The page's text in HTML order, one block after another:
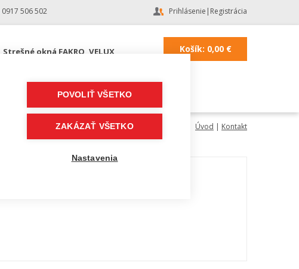
0917 506 502 Prihlásenie | Registrácia
Košík: 0,00€
Strešné okná FAKRO, VELUX
Úvod | Kontakt
POVOLIŤ VŠETKO
ZAKÁZAŤ VŠETKO
Nastavenia